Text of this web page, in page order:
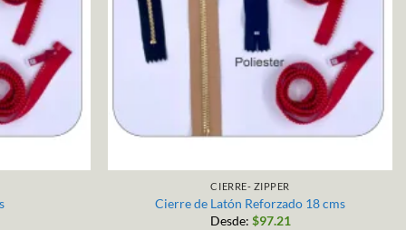
CIERRE- ZIPPER
Cierre de Latón Reforzado 18 cms
Desde: $97.21